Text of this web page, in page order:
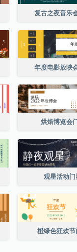
复古之夜音乐
年度电影放映
烘焙博览会
观星活动
橙绿色狂欢